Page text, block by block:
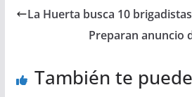
La Huerta busca 10
Preparan anuncio
También te